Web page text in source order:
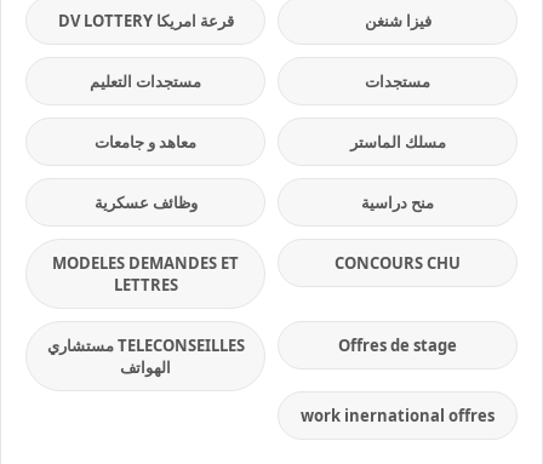
فيزا شنغن قرعة امريكا DV LOTTERY
مستجدات مستجدات التعليم
مسلك الماستر معاهد و جامعات
منح دراسية وظائف عسكرية
CONCOURS CHU
MODELES DEMANDES ET
LETTRES
Offres de stage
TELECONSEILLES مستشاري
الهواتف
work inernational offres